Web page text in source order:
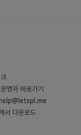
영자 바로가기
서 다운로드